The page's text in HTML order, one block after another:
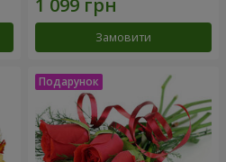
Замовити